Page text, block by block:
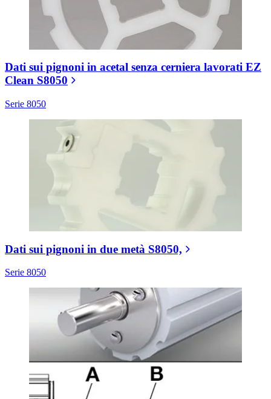
Dati sui pignoni in acetal senza cerniera lavorati EZ
Clean S8050
Serie 8050
Dati sui pignoni in due metà S8050,
Serie 8050